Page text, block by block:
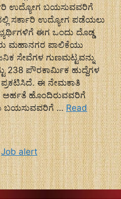
ಉದ್ಯೋಗ ಬಯಸುವವರಿಗೆ
ಸರ್ಕಾರಿ ಉದ್ಯೋಗ ಪಡೆಯಲು
ಈಗ ಒಂದು ದೊಡ್ಡ
ಮಹಾನಗರ ಪಾಲಿಕೆಯು
ಸೇವೆಗಳ ಗುಣಮಟ್ಟವನ್ನು
238 ಪೌರಕಾರ್ಮಿಕ ಹುದ್ದೆಗಳ
ಈ ನೇಮಕಾತಿ
ಅರ್ಹತೆ ಹೊಂದಿರುವವರಿಗೆ
ಬಯಸುವವರಿಗೆ …Read
Job alert